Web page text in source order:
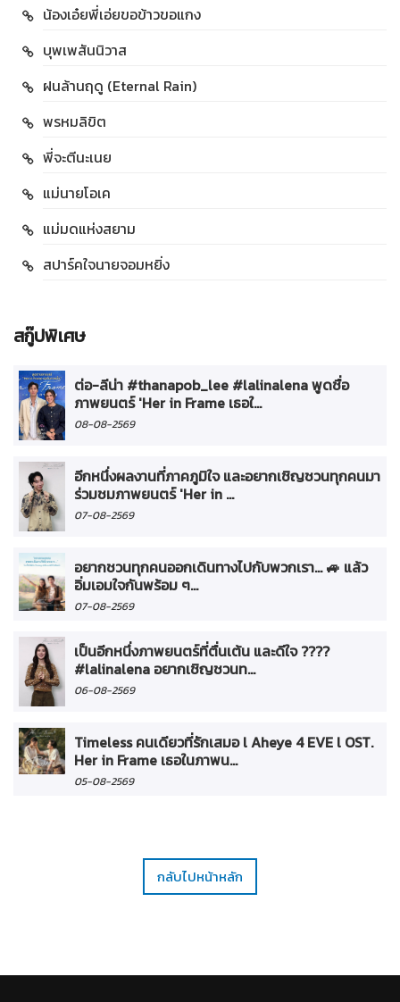
น้องเอ๋ยพี่เอ่ยขอข้าวขอแกง
บุพเพสันนิวาส
ฝนล้านฤดู (Eternal Rain)
พรหมลิขิต
พี่จะตีนะเนย
แม่นายโอเค
แม่มดแห่งสยาม
สปาร์คใจนายจอมหยิ่ง
สกู๊ปพิเศษ
ต่อ-ลีน่า #thanapob_lee #lalinalena พูดชื่อ
ภาพยนตร์ 'Her in Frame เธอใ...
08-08-2569
อีกหนึ่งผลงานที่ภาคภูมิใจ และอยากเชิญชวนทุกคนมา
ร่วมชมภาพยนตร์ 'Her in ...
07-08-2569
อยากชวนทุกคนออกเดินทางไปกับพวกเรา... 🚙 แล้ว
อิ่มเอมใจกันพร้อม ๆ...
07-08-2569
เป็นอีกหนึ่งภาพยนตร์ที่ตื่นเต้น และดีใจ ????
#lalinalena อยากเชิญชวนท...
06-08-2569
Timeless คนเดียวที่รักเสมอ l Aheye 4 EVE l OST.
Her in Frame เธอในภาพน...
05-08-2569
กลับไปหน้าหลัก